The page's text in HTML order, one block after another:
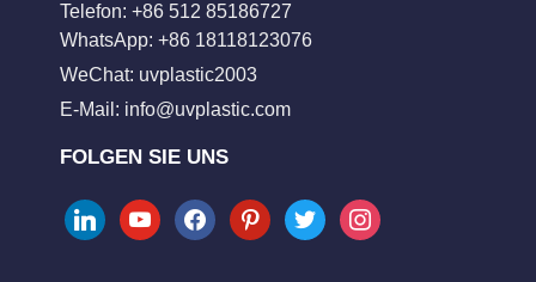
Telefon: +86 512 85186727
WhatsApp: +86 18118123076
WeChat: uvplastic2003
E-Mail: info@uvplastic.com
FOLGEN SIE UNS
linkedinyoutubefacebookpinteresttwitter instagram